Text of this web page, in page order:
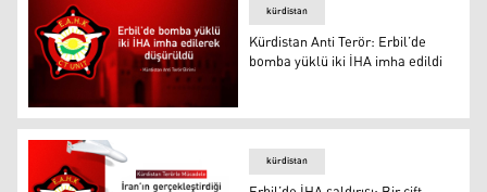
Kürdistan Anti Terör: Erbil’de bomba yüklü iki İHA imha
kürdistan
Kürdistan Anti Terör: Erbil’de
bomba yüklü iki İHA imha edildi
kürdistan